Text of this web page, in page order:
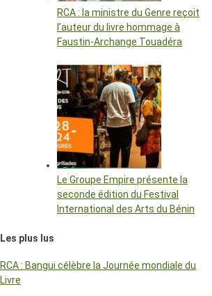
RCA : la ministre du Genre reçoit
l’auteur du livre hommage à
Faustin-Archange Touadéra
Le Groupe Empire présente la
seconde édition du Festival
International des Arts du Bénin
Les plus lus
RCA : Bangui célèbre la Journée mondiale du
Livre